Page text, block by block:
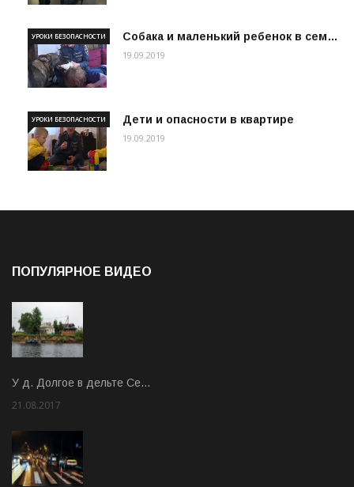
Собака и маленький ребенок в сем…
УРОКИ БЕЗОПАСНОСТИ
19.09.2019
Дети и опасности в квартире
УРОКИ БЕЗОПАСНОСТИ
19.09.2019
ПОПУЛЯРНОЕ ВИДЕО
У д. Долгое в дельте Се…
21.08.2017